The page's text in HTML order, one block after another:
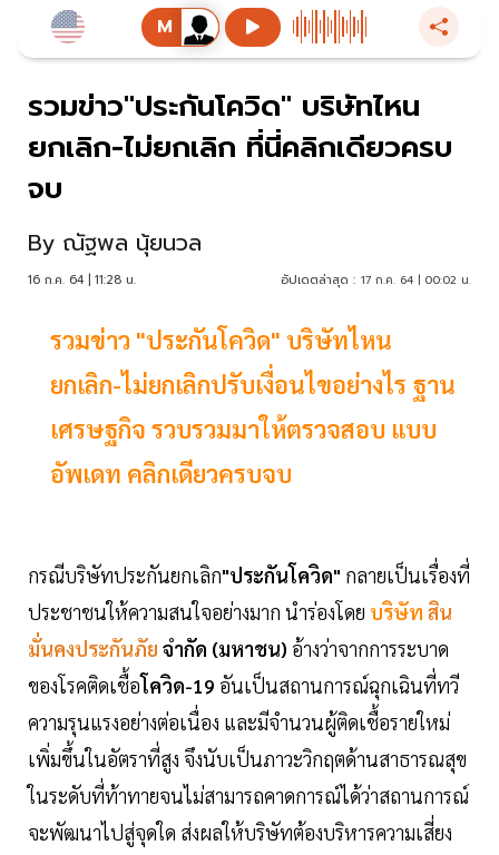
รวมข่าว"ประกันโควิด" บริษัทไหน
ยกเลิก-ไม่ยกเลิก ที่นี่คลิกเดียวครบ
จบ
By ณัฐพล นุ้ยนวล
16 ก.ค. 64 | 11:28 น. อัปเดตล่าสุด : 17 ก.ค. 64 | 00:02 น.
รวมข่าว "ประกันโควิด" บริษัทไหน
ยกเลิก-ไม่ยกเลิกปรับเงื่อนไขอย่างไร ฐาน
เศรษฐกิจ รวบรวมมาให้ตรวจสอบ แบบ
อัพเดท คลิกเดียวครบจบ
กรณีบริษัทประกันยกเลิก"ประกันโควิด" กลายเป็นเรื่องที่
ประชาชนให้ความสนใจอย่างมาก นำร่องโดย บริษัท สิน
มั่นคงประกันภัย จำกัด (มหาชน) อ้างว่าจากการระบาด
ของโรคติดเชื้อโควิด-19 อันเป็นสถานการณ์ฉุกเฉินที่ทวี
ความรุนแรงอย่างต่อเนื่อง และมีจำนวนผู้ติดเชื้อรายใหม่
เพิ่มขึ้นในอัตราที่สูง จึงนับเป็นภาวะวิกฤตด้านสาธารณสุข
ในระดับที่ท้าทายจนไม่สามารถคาดการณ์ได้ว่าสถานการณ์
จะพัฒนาไปสู่จุดใด ส่งผลให้บริษัทต้องบริหารความเสี่ยง